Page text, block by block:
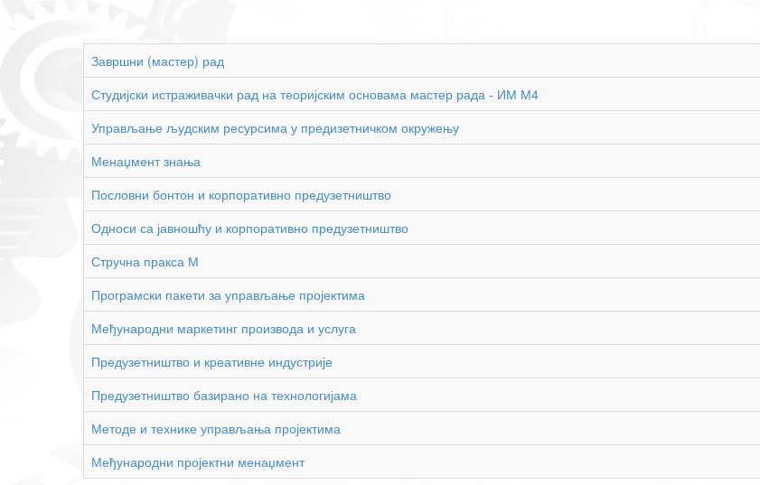
Завршни (мастер) рад
Студијски истраживачки рад на теоријским основама мастер рада - ИМ М4
Управљање људским ресурсима у предизетничком окружењу
Менаџмент знања
Пословни бонтон и корпоративно предузетништво
Односи са јавношћу и корпоративно предузетништво
Стручна пракса М
Програмски пакети за управљање пројектима
Међународни маркетинг производа и услуга
Предузетништво и креативне индустрије
Предузетништво базирано на технологијама
Методе и технике управљања пројектима
Међународни пројектни менаџмент